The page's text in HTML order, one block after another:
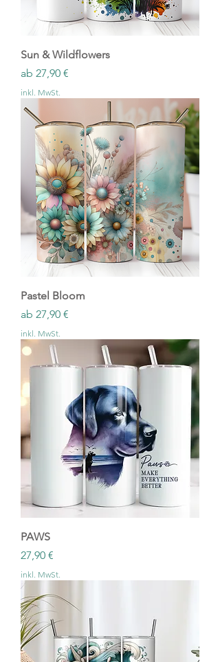
Sun & Wildflowers
ab 27,90 €
Sale-Preis
inkl. MwSt.
Pastel Bloom
ab 27,90 €
Sale-Preis
inkl. MwSt.
PAWS
Preis
27,90 €
inkl. MwSt.